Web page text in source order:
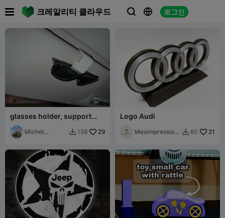
크레알리티 클라우드   로그인
glasses holder, support
lunettes
Michel
 158 29
Logo Audi
Mesimpression
 60 21